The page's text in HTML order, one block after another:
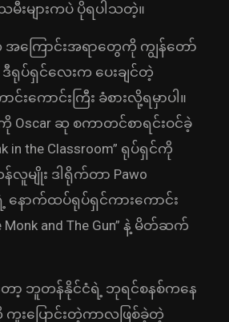
မီးများကပဲ ပိုရပါသတဲ့။
ကြောင်းအရာတွေကို ကျွန်တော်
ရုပ်ရှင်လေးက ပေးချင်တဲ့
ကောင်းကြီး ခံစားလို့ရမှာပါ။
Oscar ဆု စကာတင်စာရင်းဝင်ခဲ့
in the Classroom” ရုပ်ရှင်ကို
မျိုး ဒါရိုက်တာ Pawo
ရဲ့ နောက်ထပ်ရုပ်ရှင်ကားကောင်း
and The Gun” နဲ့ မိတ်ဆက်
ာ့ ဘူတန်နိုင်ငံရဲ့ ဘုရင်စနစ်ကနေ
းပြောင်းတဲ့ကာလဖြစ်ခဲ့တဲ့